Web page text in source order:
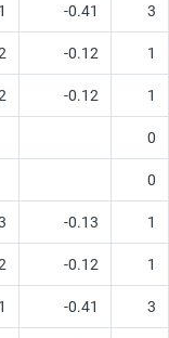
-0.41 3
-0.12 1
-0.12 1
0
0
-0.13 1
-0.12 1
-0.41 3